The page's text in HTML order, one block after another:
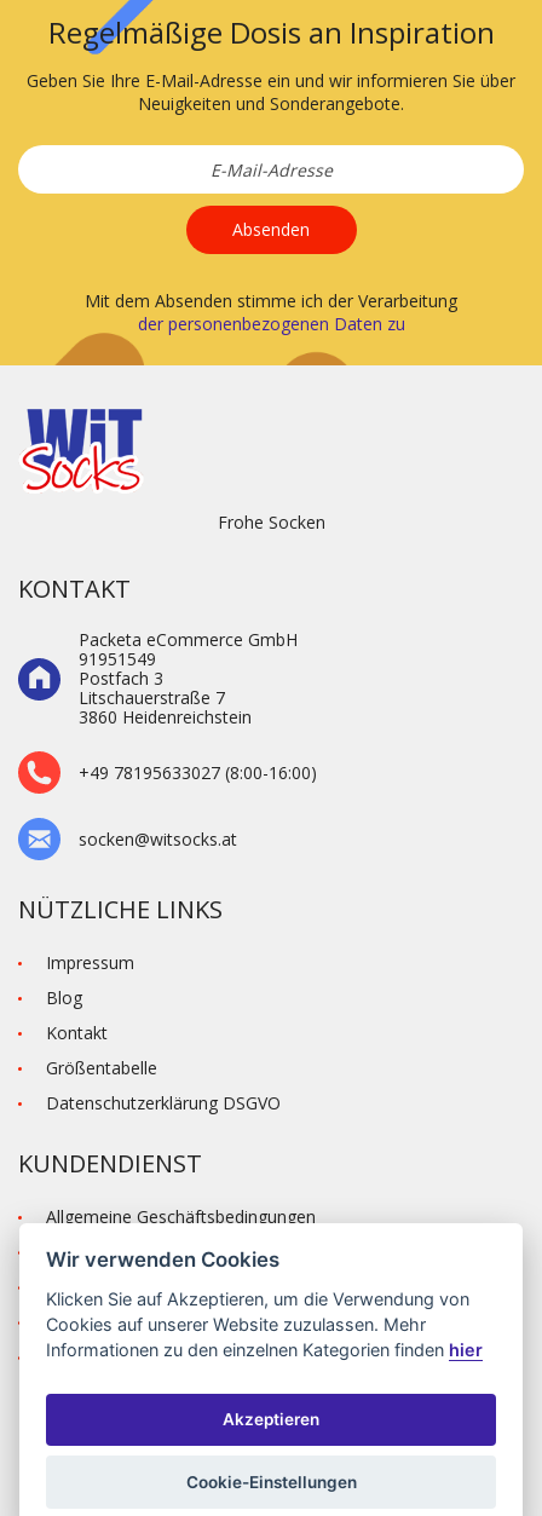
Regelmäßige Dosis an Inspiration
Geben Sie Ihre E-Mail-Adresse ein und wir informieren Sie über
Neuigkeiten und Sonderangebote.
Absenden
Mit dem Absenden stimme ich der Verarbeitung
der personenbezogenen Daten zu
Frohe Socken
KONTAKT
Packeta eCommerce GmbH
91951549
Postfach 3
Litschauerstraße 7
3860 Heidenre­ichstein
+49 78195633027 (8:00-16:00)
socken@witsocks.at
NÜTZLICHE LINKS
Impressum
Blog
Kontakt
Größentabelle
Datenschutzerklärung DSGVO
KUNDENDIENST
Allgemeine Geschäftsbedingungen
Versand und Zahlung
Reklamation
Anmelden
Registrieren
©2026 MODA ČAPEK s.r.o. Made by INIZIO Internet media s.r.o.
Wir verwenden Cookies
Klicken Sie auf Akzeptieren, um die Verwendung von
Cookies auf unserer Website zuzulassen. Mehr
Informationen zu den einzelnen Kategorien finden hier
Akzeptieren
Cookie-Einstellungen